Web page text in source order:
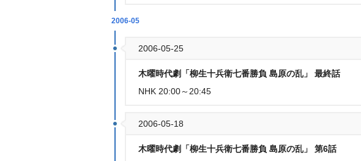
2006-05
2006-05-25
木曜時代劇「柳生十兵衛七番勝負 島原の乱」 最終話
NHK 20:00～20:45
2006-05-18
木曜時代劇「柳生十兵衛七番勝負 島原の乱」 第6話